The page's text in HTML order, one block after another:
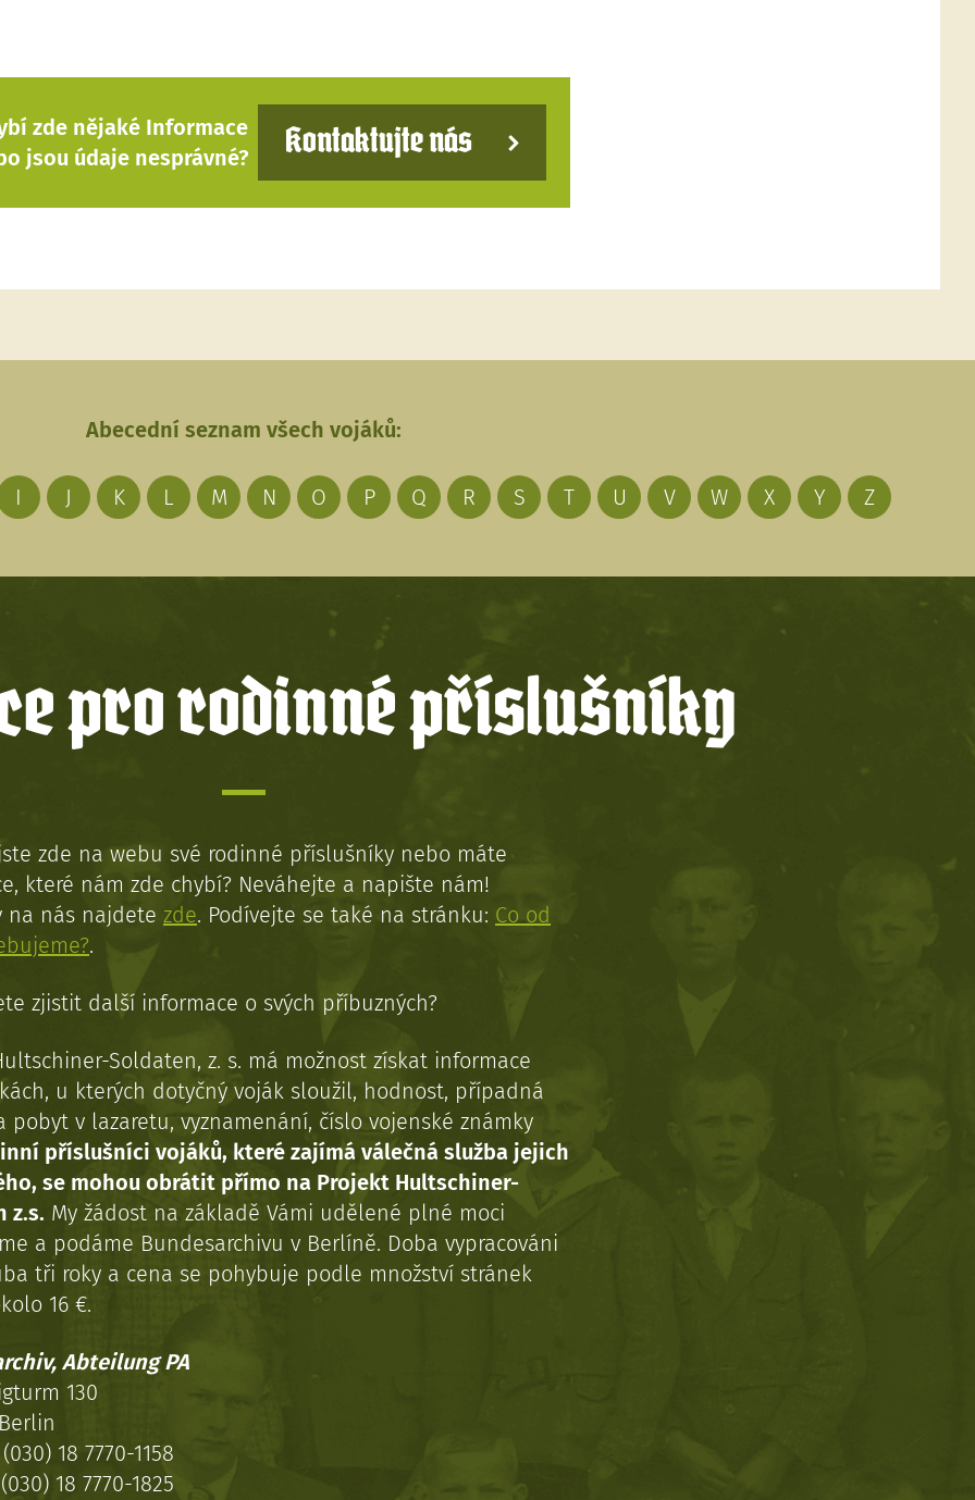
zde nějaké Informace
jsou údaje nesprávné?
Kontaktujte nás
Abecední seznam všech vojáků:
I J K L M N O P Q R S T U V W X Y Z
pro rodinné příslušníky
zde na webu své rodinné příslušníky nebo máte
které nám zde chybí? Neváhejte a napište nám!
na nás najdete zde. Podívejte se také na stránku: Co od
.
zjistit další informace o svých příbuzných?
Soldaten, z. s. má možnost získat informace
u kterých dotyčný voják sloužil, hodnost, případná
pobyt v lazaretu, vyznamenání, číslo vojenské známky
příslušníci vojáků, které zajímá válečná služba jejich
se mohou obrátit přímo na Projekt Hultschiner-
z.s. My žádost na základě Vámi udělené plné moci
a podáme Bundesarchivu v Berlíně. Doba vypracováni
tři roky a cena se pohybuje podle množství stránek
16 €.
Abteilung PA
130
18 7770-1158
18 7770-1825